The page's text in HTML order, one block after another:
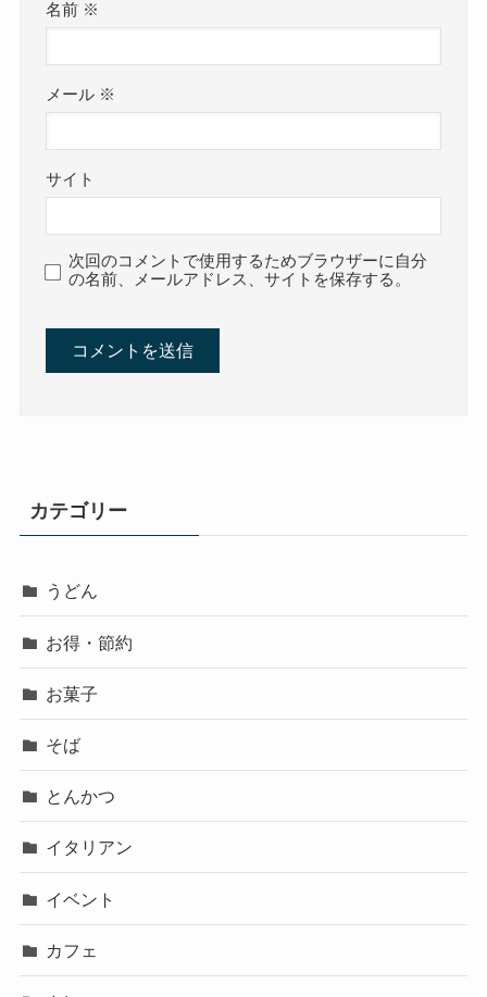
名前 ※
メール ※
サイト
次回のコメントで使用するためブラウザーに自分
の名前、メールアドレス、サイトを保存する。
カテゴリー
うどん
お得・節約
お菓子
そば
とんかつ
イタリアン
イベント
カフェ